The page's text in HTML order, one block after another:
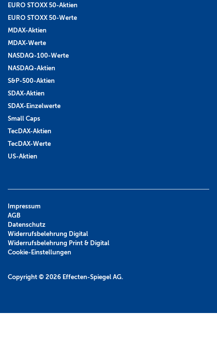
EURO STOXX 50-Aktien
EURO STOXX 50-Werte
MDAX-Aktien
MDAX-Werte
NASDAQ-100-Werte
NASDAQ-Aktien
S&P-500-Aktien
SDAX-Aktien
SDAX-Einzelwerte
Small Caps
TecDAX-Aktien
TecDAX-Werte
US-Aktien
Copyright © 2026 Effecten-Spiegel AG.
Impressum
AGB
Datenschutz
Widerrufsbelehrung Digital
Widerrufsbelehrung Print & Digital
Cookie-Einstellungen